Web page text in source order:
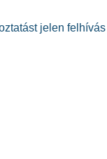
jelen